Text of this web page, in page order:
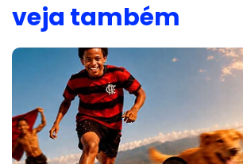
veja também